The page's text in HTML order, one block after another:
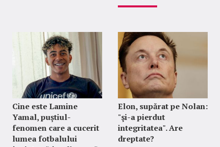
Cine este Lamine
Yamal, puștiul-
fenomen care a cucerit
lumea fotbalului
Elon, supărat pe Nolan:
"şi-a pierdut
integritatea". Are
dreptate?